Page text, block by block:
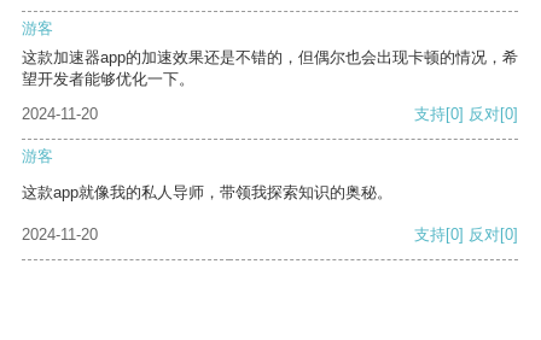
游客
这款加速器app的加速效果还是不错的，但偶尔也会出现卡顿的情况，希
望开发者能够优化一下。
2024-11-20
支持[0] 反对[0]
游客
这款app就像我的私人导师，带领我探索知识的奥秘。
2024-11-20 支持[0] 反对[0]